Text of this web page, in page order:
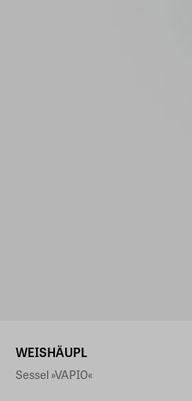
WEISHÄUPL
Sessel »VAPIO«